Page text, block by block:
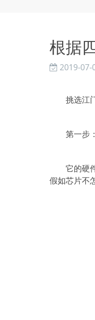
根据
2019-07-
挑选江门
第一步：
它的硬件
假如芯片不